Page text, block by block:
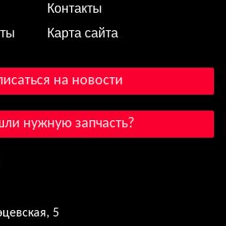
Контакты
Карта сайта
на новости
нужную запчасть?
5